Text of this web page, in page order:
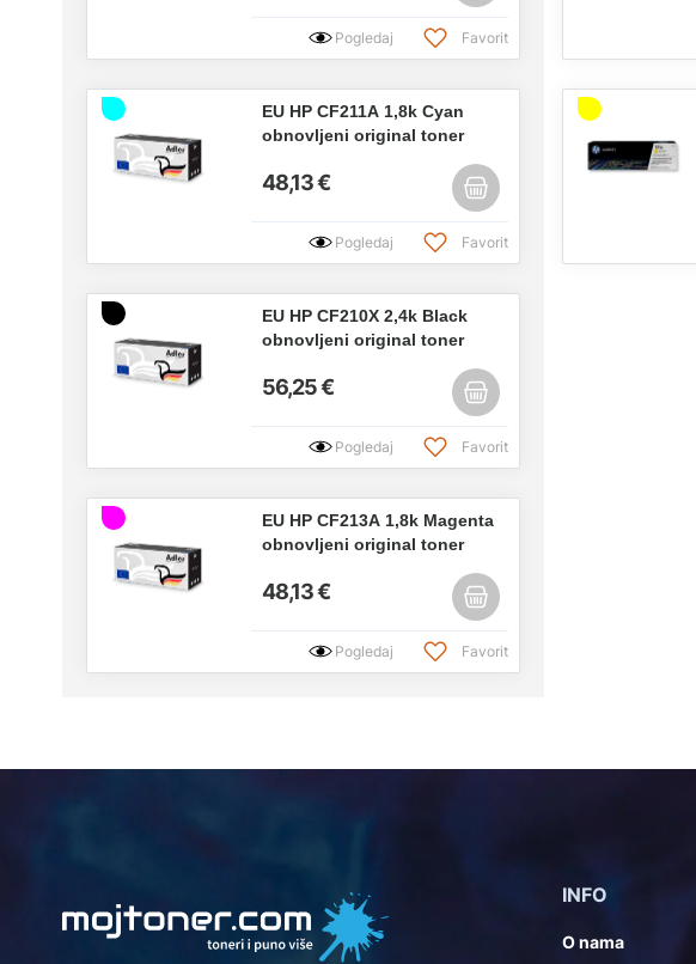
Pogledaj Favorit
EU HP CF211A 1,8k Cyan
obnovljeni original toner
48,13 €
Pogledaj Favorit
EU HP CF210X 2,4k Black
obnovljeni original toner
56,25 €
Pogledaj Favorit
EU HP CF213A 1,8k Magenta
obnovljeni original toner
48,13 €
Pogledaj Favorit
INFO
O nama